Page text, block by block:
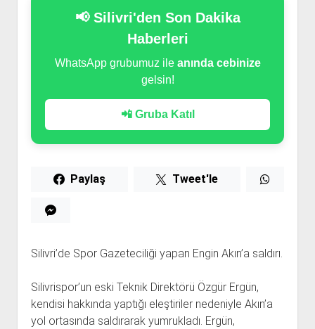
📢 Silivri'den Son Dakika
Haberleri
WhatsApp grubumuz ile anında cebinize
gelsin!
📲 Gruba Katıl
Paylaş Tweet'le
Silivri’de Spor Gazeteciliği yapan Engin Akın’a saldırı.
Silivrispor’un eski Teknik Direktörü Özgür Ergün,
kendisi hakkında yaptığı eleştiriler nedeniyle Akın’a
yol ortasında saldırarak yumrukladı. Ergün,